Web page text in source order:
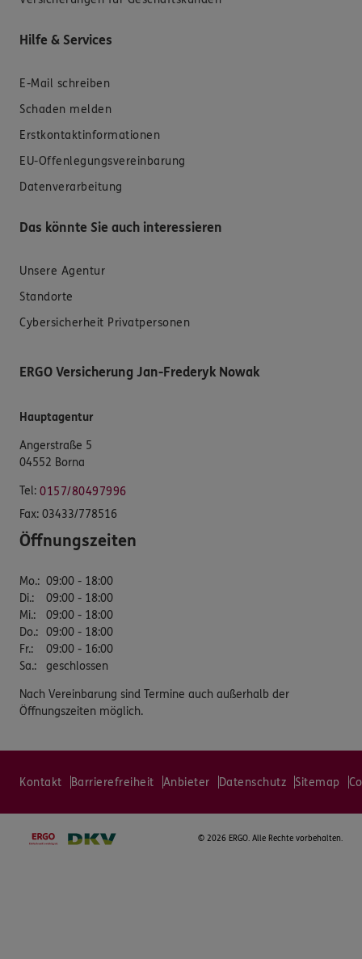
Hilfe & Services
E-Mail schreiben
Schaden melden
Erstkontaktinformationen
EU-Offenlegungsvereinbarung
Datenverarbeitung
Das könnte Sie auch interessieren
Unsere Agentur
Standorte
Cybersicherheit Privatpersonen
ERGO Versicherung Jan-Frederyk Nowak
Hauptagentur
Angerstraße 5
04552 Borna
Tel: 0157/80497996
Fax: 03433/778516
Öffnungszeiten
Mo.: 09:00 - 18:00
Di.:
09:00 - 18:00
Mi.:
09:00 - 18:00
Do.: 09:00 - 18:00
Fr.:
09:00 - 16:00
Sa.: geschlossen
Nach Vereinbarung sind Termine auch außerhalb der
Öffnungszeiten möglich.
Kontakt Barrierefreiheit Anbieter Datenschutz Sitemap
© 2026 ERGO. Alle Rechte vorbehalten.